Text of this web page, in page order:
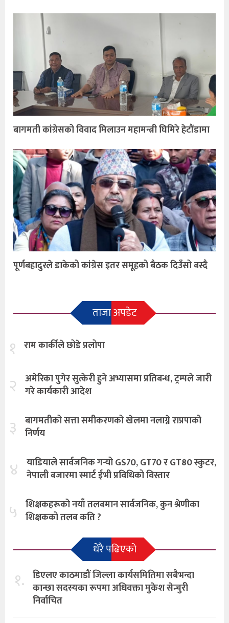
बागमती कांग्रेसको विवाद मिलाउन महामन्त्री घिमिरे हेटौंडामा
पूर्णबहादुरले डाकेको कांग्रेस इतर समूहको बैठक दिउँसो बस्दै
ताजा अपडेट
१ राम कार्कीले छोडे प्रलोपा
२ अमेरिका पुगेर सुत्केरी हुने अभ्यासमा प्रतिबन्ध, ट्रम्पले जारी
गरे कार्यकारी आदेश
३ बागमतीको सत्ता समीकरणको खेलमा नलाग्ने राप्रपाको
निर्णय
४ याडियाले सार्वजनिक गर्‍यो GS70, GT70 र GT80 स्कुटर,
नेपाली बजारमा स्मार्ट ईभी प्रविधिको विस्तार
५ शिक्षकहरूको नयाँ तलबमान सार्वजनिक, कुन श्रेणीका
शिक्षकको तलब कति ?
धेरै पढिएको
१. डिएलए काठमाडौं जिल्ला कार्यसमितिमा सबैभन्दा
कान्छा सदस्यका रूपमा अधिवक्ता मुकेश सेन्चुरी
निर्वाचित